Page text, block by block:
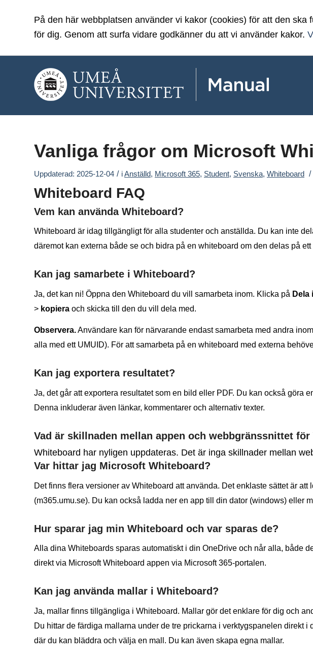
På den här webbplatsen använder vi kakor (cookies) för att den ska
för dig. Genom att surfa vidare godkänner du att vi använder kakor.
Vanliga frågor om Microsoft
Uppdaterad: 2025-12-04 / iAnställd, Microsoft 365, Student, Svenska, Whiteboard /
Whiteboard FAQ
Vem kan använda Whiteboard?
Whiteboard är idag tillgängligt för alla studenter och anställda. Du kan inte
däremot kan externa både se och bidra på en whiteboard om den delas på ett
Kan jag samarbete i Whiteboard?
Ja, det kan ni! Öppna den Whiteboard du vill samarbeta inom. Klicka på Dela
> kopiera och skicka till den du vill dela med.
Observera.Användare kan för närvarande endast samarbeta med andra
alla med ett UMUID). För att samarbeta på en whiteboard med externa
Kan jag exportera resultatet?
Ja, det går att exportera resultatet som en bild eller PDF. Du kan också göra
Denna inkluderar även länkar, kommentarer och alternativ texter.
Vad är skillnaden mellan appen och webbgränssnittet för
Whiteboard har nyligen uppdateras. Det är inga skillnader mellan
Var hittar jag Microsoft Whiteboard?
Det finns flera versioner av Whiteboard att använda. Det enklaste sättet är att
(m365.umu.se). Du kan också ladda ner en app till din dator (windows) eller
Hur sparar jag min Whiteboard och var sparas de?
Alla dina Whiteboards sparas automatiskt i din OneDrive och når alla, både
direkt via Microsoft Whiteboard appen via Microsoft 365-portalen.
Kan jag använda mallar i Whiteboard?
Ja, mallar finns tillgängliga i Whiteboard. Mallar gör det enklare för dig och
Du hittar de färdiga mallarna under de tre prickarna i verktygspanelen direkt
där du kan bläddra och välja en mall. Du kan även skapa egna mallar.